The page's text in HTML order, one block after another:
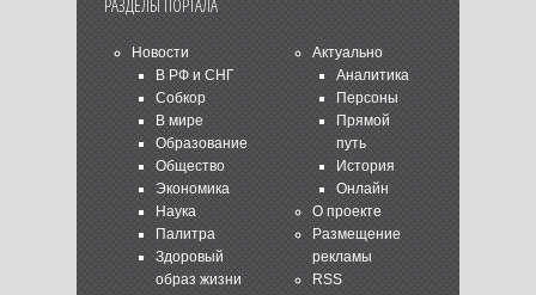
РАЗДЕЛЫ ПОРТАЛА
Новости
В РФ и СНГ
Собкор
В мире
Образование
Общество
Экономика
Наука
Палитра
Здоровый
образ жизни
Актуально
Аналитика
Персоны
Прямой
путь
История
Онлайн
О проекте
Размещение
рекламы
RSS